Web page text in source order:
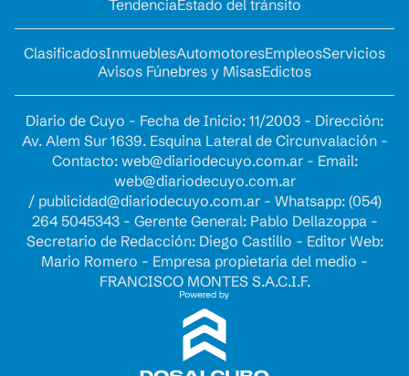
TendenciaEstado del tránsito
ClasificadosInmueblesAutomotoresEmpleosServicios
Avisos Fúnebres y MisasEdictos
Diario de Cuyo - Fecha de Inicio: 11/2003 - Dirección:
Av. Alem Sur 1639. Esquina Lateral de Circunvalación -
Contacto: web@diariodecuyo.com.ar- Email:
web@diariodecuyo.com.ar
/ publicidad@diariodecuyo.com.ar- Whatsapp: (054)
264 5045343 - Gerente General: Pablo Dellazoppa -
Secretario de Redacción: Diego Castillo - Editor Web:
Mario Romero - Empresa propietaria del medio -
FRANCISCO MONTES S.A.C.I.F.